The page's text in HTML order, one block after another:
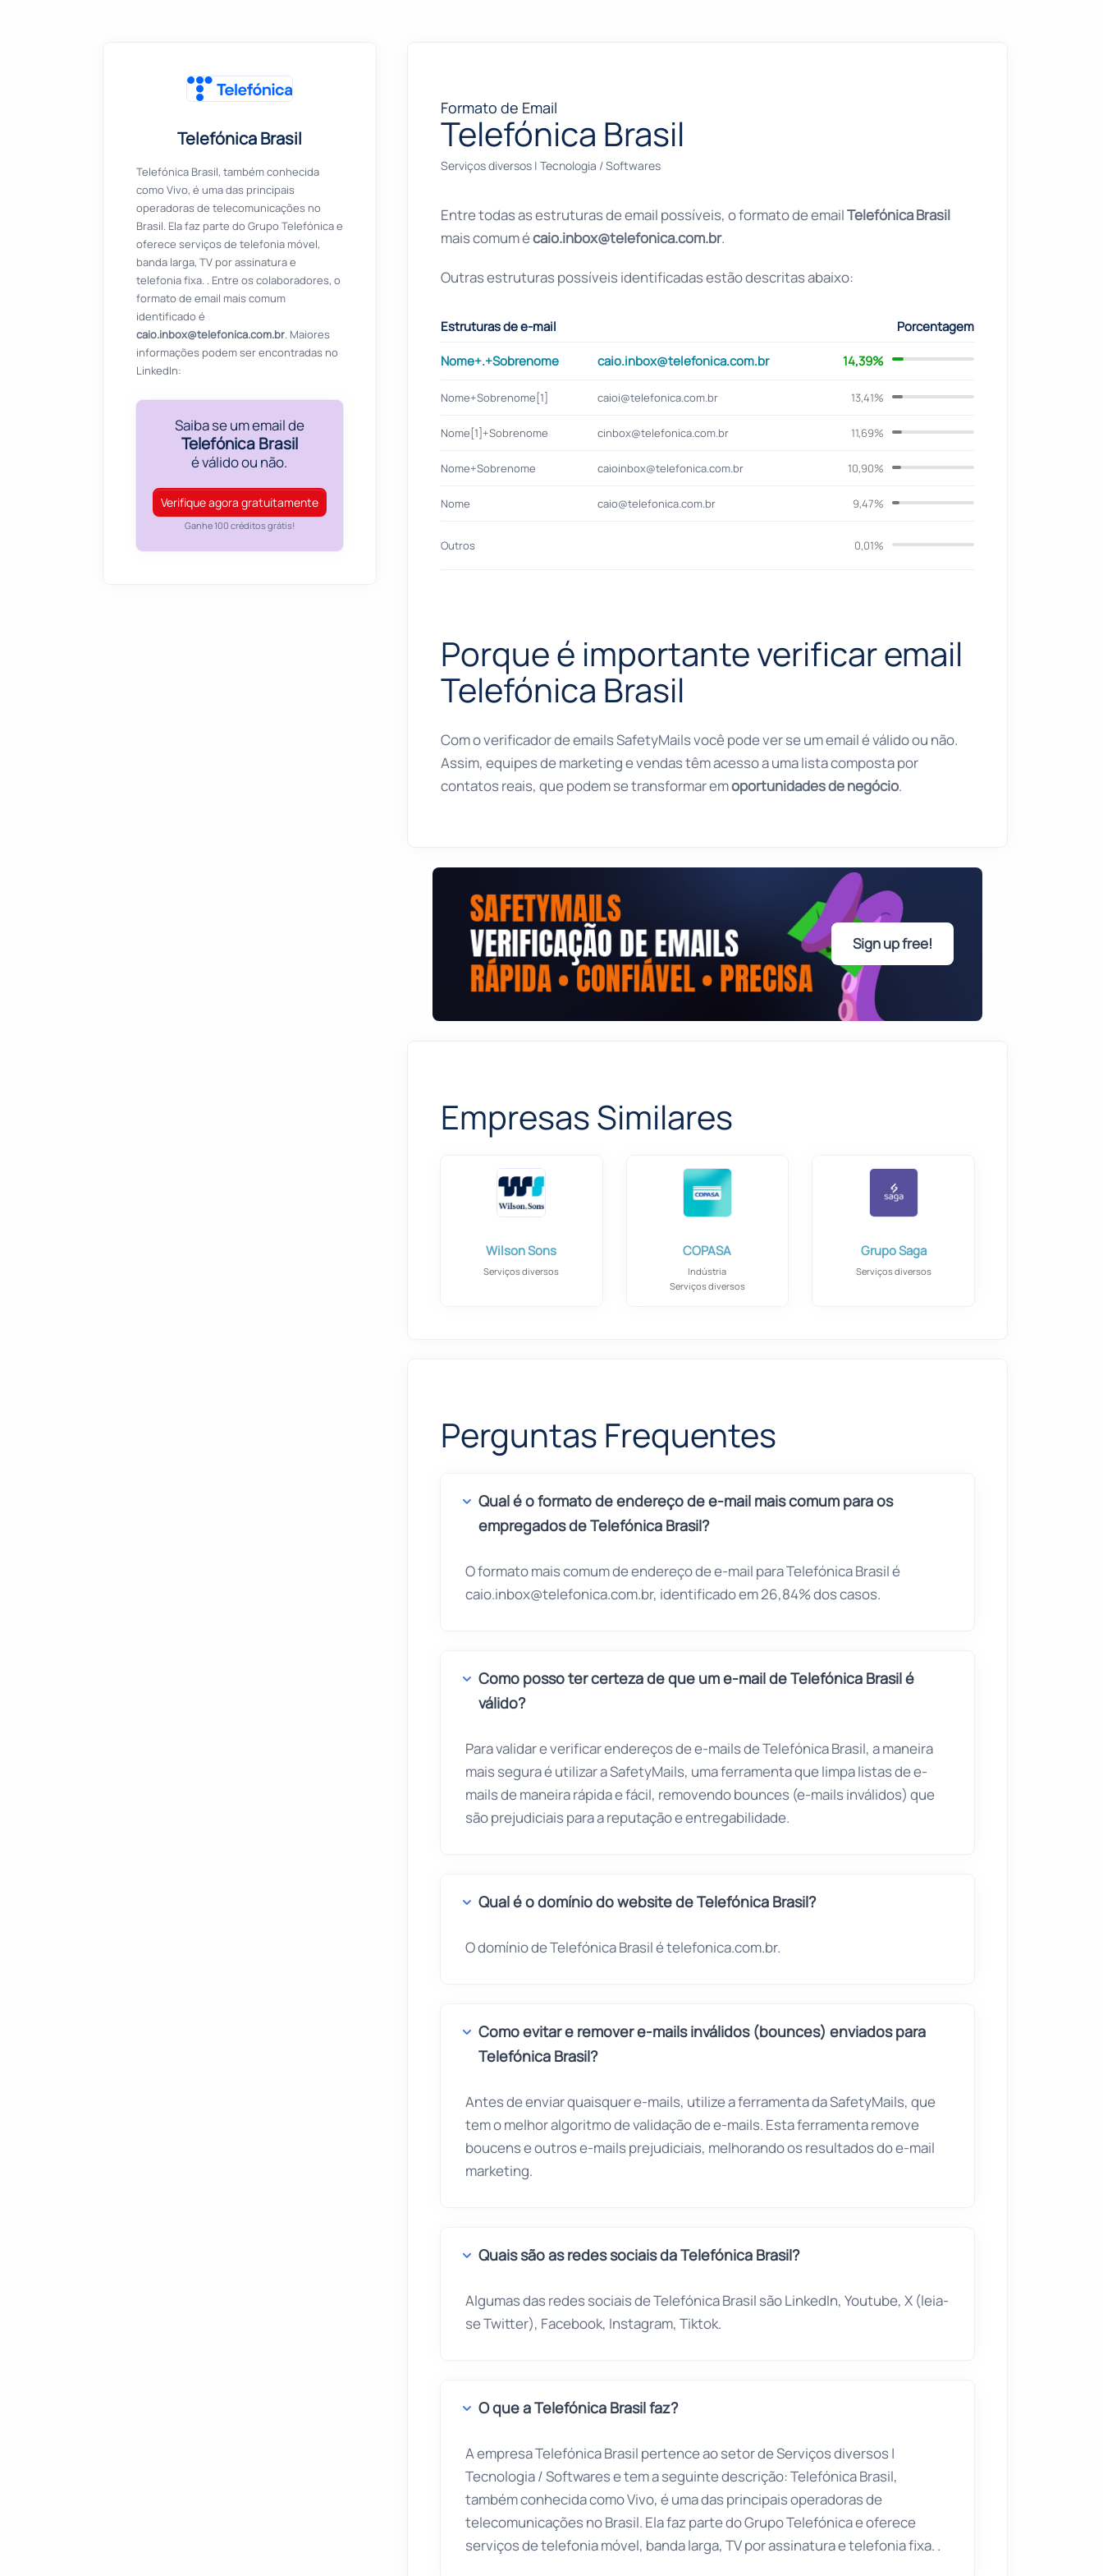
Telefónica Brasil
Telefónica Brasil, também conhecida
como Vivo, é uma das principais
operadoras de telecomunicações no
Brasil. Ela faz parte do Grupo Telefónica e
oferece serviços de telefonia móvel,
banda larga, TV por assinatura e
telefonia fixa. . Entre os colaboradores, o
formato de email mais comum
identificado é
caio.inbox@telefonica.com.br. Maiores
informações podem ser encontradas no
LinkedIn:
Saiba se um email de
Telefónica Brasil
é válido ou não.
Verifique agora gratuitamente
Ganhe 100 créditos grátis!
Formato de Email
Telefónica Brasil
Serviços diversos| Tecnologia / Softwares
Entre todas as estruturas de email possíveis, o formato de emailTelefónica Brasil
mais comum écaio.inbox@telefonica.com.br.
Outras estruturas possíveis identificadas estão descritas abaixo:
Estruturas de e-mail
Porcentagem
Nome+.+Sobrenome
caio.inbox@telefonica.com.br 14,39%
Nome+Sobrenome[1] caioi@telefonica.com.br 13,41%
Nome[1]+Sobrenome cinbox@telefonica.com.br 11,69%
Nome+Sobrenome caioinbox@telefonica.com.br 10,90%
Nome caio@telefonica.com.br 9,47%
Outros 0,01%
Porque é importante verificar email
Telefónica Brasil
Com o verificador de emails SafetyMails você pode ver se um email é válido ou não.
Assim, equipes de marketing e vendas têm acesso a uma lista composta por
contatos reais, que podem se transformar emoportunidades de negócio.
Sign up free!
Empresas Similares
Wilson Sons
Serviços diversos
COPASA
Indústria
Serviços diversos
Grupo Saga
Serviços diversos
Perguntas Frequentes
Qual é o formato de endereço de e-mail mais comum para os
empregados de Telefónica Brasil?
O formato mais comum de endereço de e-mail para Telefónica Brasil é
caio.inbox@telefonica.com.br, identificado em 26,84% dos casos.
Como posso ter certeza de que um e-mail de Telefónica Brasil é
válido?
Para validar e verificar endereços de e-mails de Telefónica Brasil, a maneira
mais segura é utilizar a SafetyMails, uma ferramenta que limpa listas de e-
mails de maneira rápida e fácil, removendo bounces (e-mails inválidos) que
são prejudiciais para a reputação e entregabilidade.
Qual é o domínio do website de Telefónica Brasil?
O domínio de Telefónica Brasil é telefonica.com.br.
Como evitar e remover e-mails inválidos (bounces) enviados para
Telefónica Brasil?
Antes de enviar quaisquer e-mails, utilize a ferramenta da SafetyMails, que
tem o melhor algoritmo de validação de e-mails. Esta ferramenta remove
boucens e outros e-mails prejudiciais, melhorando os resultados do e-mail
marketing.
Quais são as redes sociais da Telefónica Brasil?
Algumas das redes sociais de Telefónica Brasil são LinkedIn, Youtube, X (leia-
se Twitter), Facebook, Instagram, Tiktok.
O que a Telefónica Brasil faz?
A empresa Telefónica Brasil pertence ao setor deServiços diversos|
Tecnologia / Softwarese tem a seguinte descrição: Telefónica Brasil,
também conhecida como Vivo, é uma das principais operadoras de
telecomunicações no Brasil. Ela faz parte do Grupo Telefónica e oferece
serviços de telefonia móvel, banda larga, TV por assinatura e telefonia fixa. .